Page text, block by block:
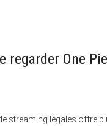
regarder One
streaming légales offre